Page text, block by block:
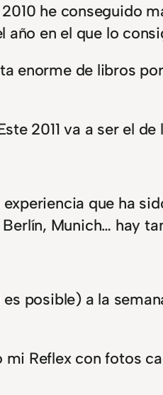
he conseguido
en el que lo
enorme de libros
2011 va a ser el
que ha
Munich… hay
posible) a la
Reflex con fotos